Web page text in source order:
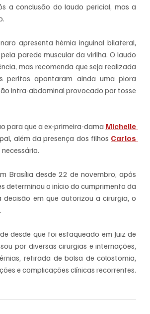
a conclusão do laudo pericial, mas a
apresenta hérnia inguinal bilateral,
parede muscular da virilha. O laudo
mas recomenda que seja realizada
peritos apontaram ainda uma piora
intra-abdominal provocado por tosse
para que a ex-primeira-dama Michelle
além da presença dos filhos Carlos
Brasília desde 22 de novembro, após
determinou o início do cumprimento da
em que autorizou a cirurgia, o
desde que foi esfaqueado em Juiz de
por diversas cirurgias e internações,
retirada de bolsa de colostomia,
e complicações clínicas recorrentes.